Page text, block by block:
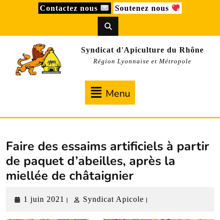
Contactez nous Soutenez nous
Syndicat d'Apiculture du Rhône
Région Lyonnaise et Métropole
Menu
Faire des essaims artificiels à partir
de paquet d’abeilles, après la
miellée de châtaignier
1 juin 2021 1| Syndicat Apicole Syndicat
|